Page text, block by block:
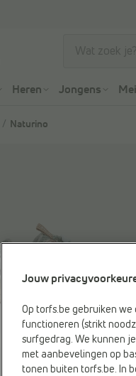
Heren Jongens
Naturino
Jouw
Op torfs.be gebruiken
functioneren (strikt
surfgedrag. We kunnen
met aanbevelingen op
tonen buiten torfs.be. In